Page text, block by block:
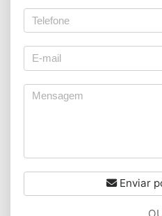
Enviar